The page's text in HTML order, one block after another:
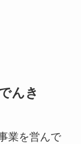
んき
業を営んで